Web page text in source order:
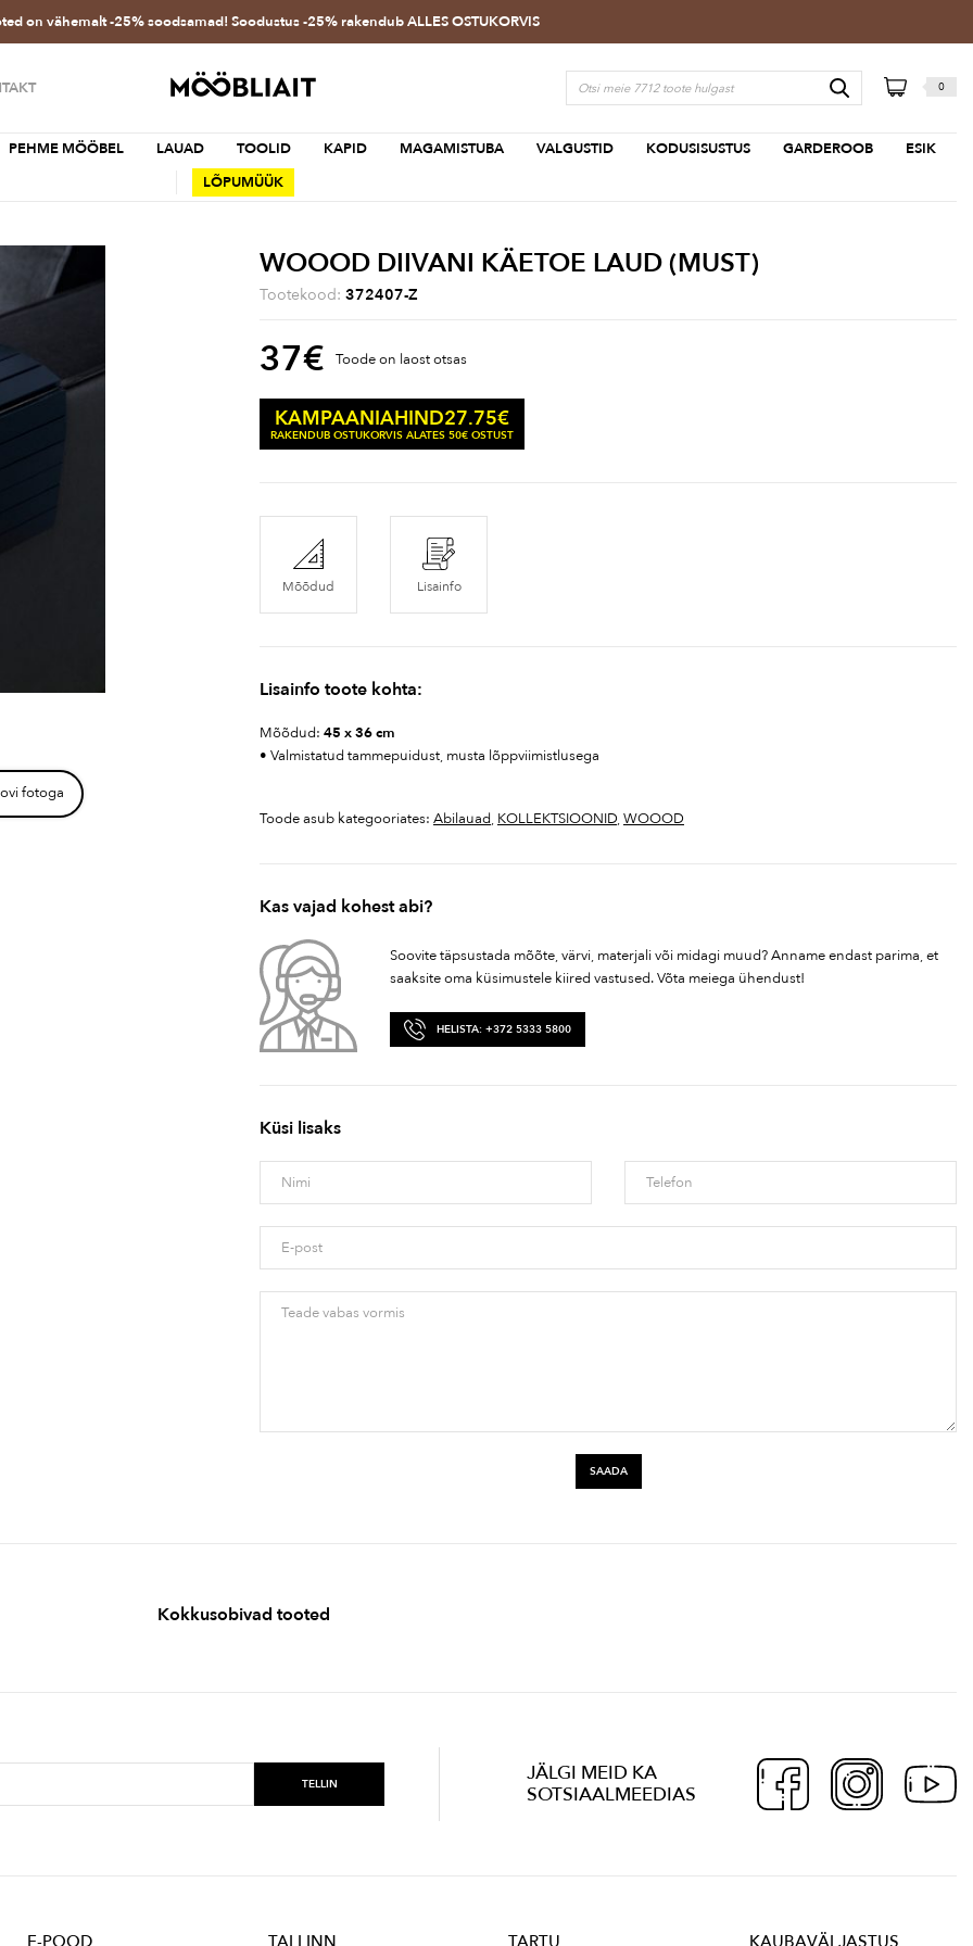
on vähemalt -25% soodsamad! Soodustus -25% rakendub ALLES OSTUKORVIS
0
PEHME MÖÖBEL LAUAD TOOLID KAPID MAGAMISTUBA VALGUSTID KODUSISUSTUS GARDEROOB
ESIK
LÕPUMÜÜK
fotoga
WOOOD DIIVANI KÄETOE LAUD (MUST)
Tootekood: 372407-Z
37€ Toode on laost otsas
KAMPAANIAHIND27.75€
RAKENDUB OSTUKORVIS ALATES 50€ OSTUST
Mõõdud Lisainfo
Lisainfo toote kohta:
Mõõdud: 45 x 36 cm
• Valmistatud tammepuidust, musta lõppviimistlusega
Toode asub kategooriates: Abilauad, KOLLEKTSIOONID,WOOOD
Kas vajad kohest abi?
Soovite täpsustada mõõte, värvi, materjali või midagi muud? Anname endast parima, et
saaksite oma küsimustele kiired vastused. Võta meiega ühendust!
HELISTA: +372 5333 5800
Küsi lisaks
Kokkusobivad tooted
JÄLGI MEID KA
SOTSIAALMEEDIAS